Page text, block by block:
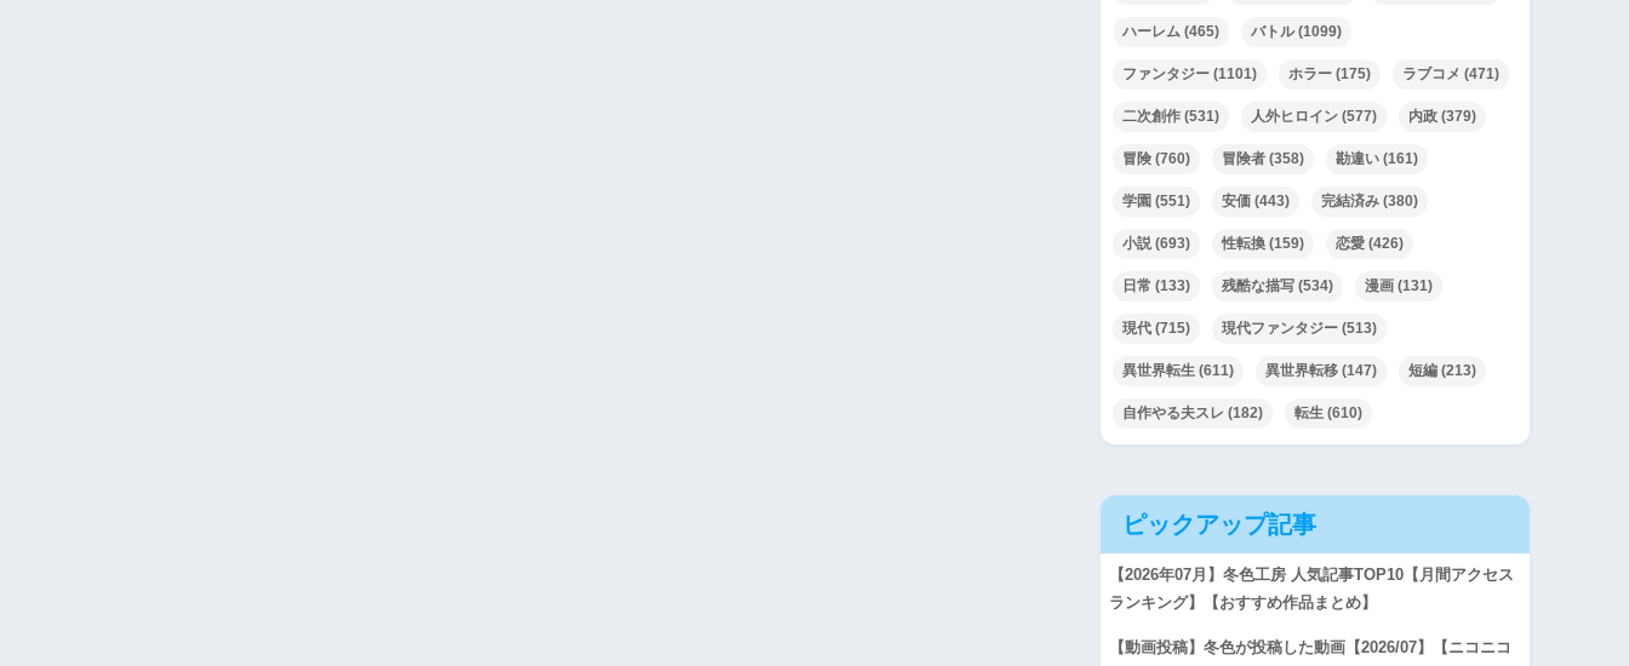
ハーレム (465) バトル(1099)
ファンタジー (1101) ホラー (175) ラブコメ (471)
二次創作 (531) 人外ヒロイン (577) 内政 (379)
冒険 (760) 冒険者 (358) 勘違い (161)
学園 (551) 安価 (443) 完結済み (380)
小説(693) 性転換 (159) 恋愛 (426)
日常 (133) 残酷な描写 (534) 漫画 (131)
現代 (715) 現代ファンタジー (513)
異世界転生 (611) 異世界転移 (147) 短編 (213)
自作やる夫スレ (182) 転生 (610)
ピックアップ記事
【2026年07月】冬色工房 人気記事TOP10【月間アクセス
ランキング】【おすすめ作品まとめ】
【動画投稿】冬色が投稿した動画【2026/07】【ニコニコ